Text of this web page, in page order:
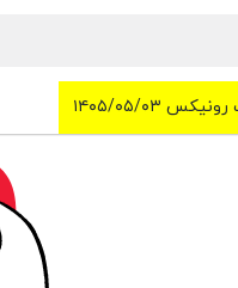
۱۴۰۵/۰۵/۰۳